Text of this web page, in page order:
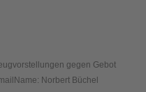
gegen Gebot
Norbert Büchel